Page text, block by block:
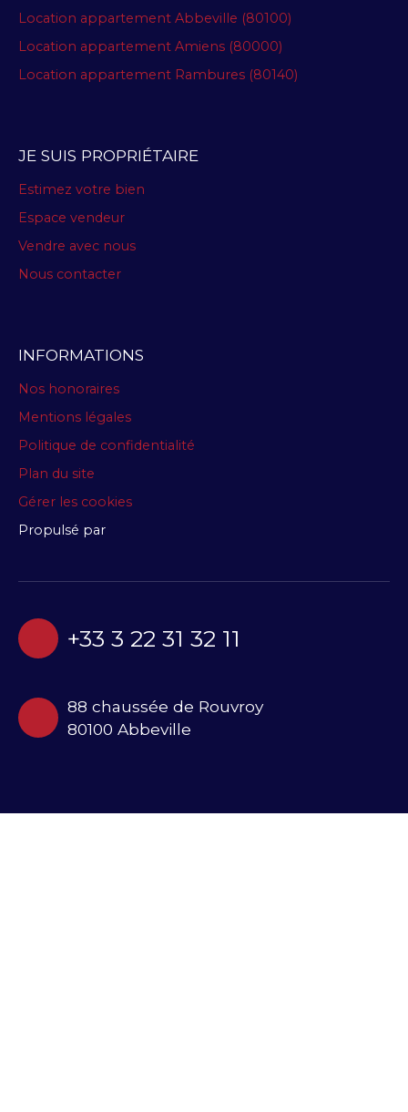
Location appartement Abbeville (80100)
Location appartement Amiens (80000)
Location appartement Rambures (80140)
JE SUIS PROPRIÉTAIRE
Estimez votre bien
Espace vendeur
Vendre avec nous
Nous contacter
INFORMATIONS
Nos honoraires
Mentions légales
Politique de confidentialité
Plan du site
Gérer les cookies
Propulsé par
+33 3 22 31 32 11
88 chaussée de Rouvroy
80100 Abbeville